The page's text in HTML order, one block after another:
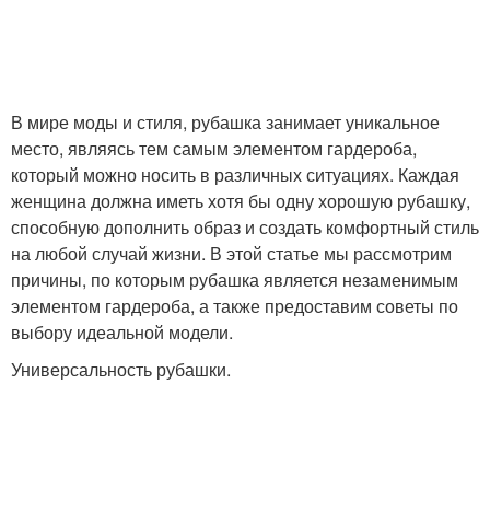
В мире моды и стиля, рубашка занимает уникальное
место, являясь тем самым элементом гардероба,
который можно носить в различных ситуациях. Каждая
женщина должна иметь хотя бы одну хорошую рубашку,
способную дополнить образ и создать комфортный стиль
на любой случай жизни. В этой статье мы рассмотрим
причины, по которым рубашка является незаменимым
элементом гардероба, а также предоставим советы по
выбору идеальной модели.
Универсальность рубашки.